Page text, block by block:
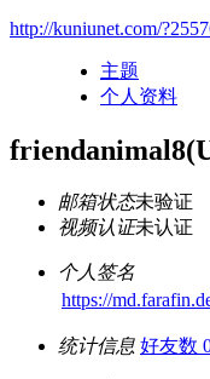
http://kuniunet.com/
主题
个人资料
friendanimal8
邮箱状态未验证
视频认证未认证
个人签名
https://
统计信息 好友数